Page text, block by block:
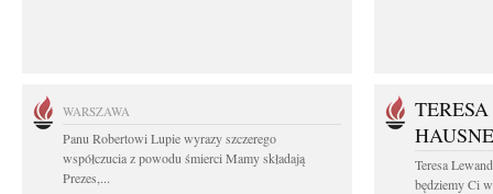
WARSZAWA
Panu Robertowi Lupie wyrazy szczerego
współczucia z powodu śmierci Mamy składają
Prezes,...
Teresa
będziemy Ci